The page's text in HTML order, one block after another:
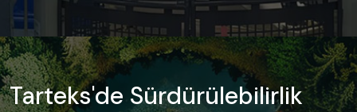
Tarteks'de Sürdürülebilirlik